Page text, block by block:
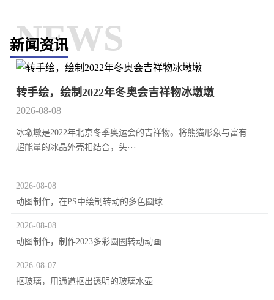
NEWS
新闻资讯
转手绘，绘制2022年冬奥会吉祥物冰墩墩
2026-08-08
冰墩墩是2022年北京冬季奥运会的吉祥物。将熊猫形象与富有
超能量的冰晶外壳相结合，头···
2026-08-08
动图制作，在PS中绘制转动的多色圆球
2026-08-08
动图制作，制作2023多彩圆圈转动动画
2026-08-07
抠玻璃，用通道抠出透明的玻璃水壶